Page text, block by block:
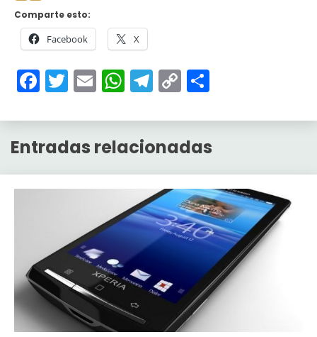
Comparte esto:
Facebook X
Facebook
Twitter
EmailWhatsApp
Telegram
Copy
Entradas relacionadas